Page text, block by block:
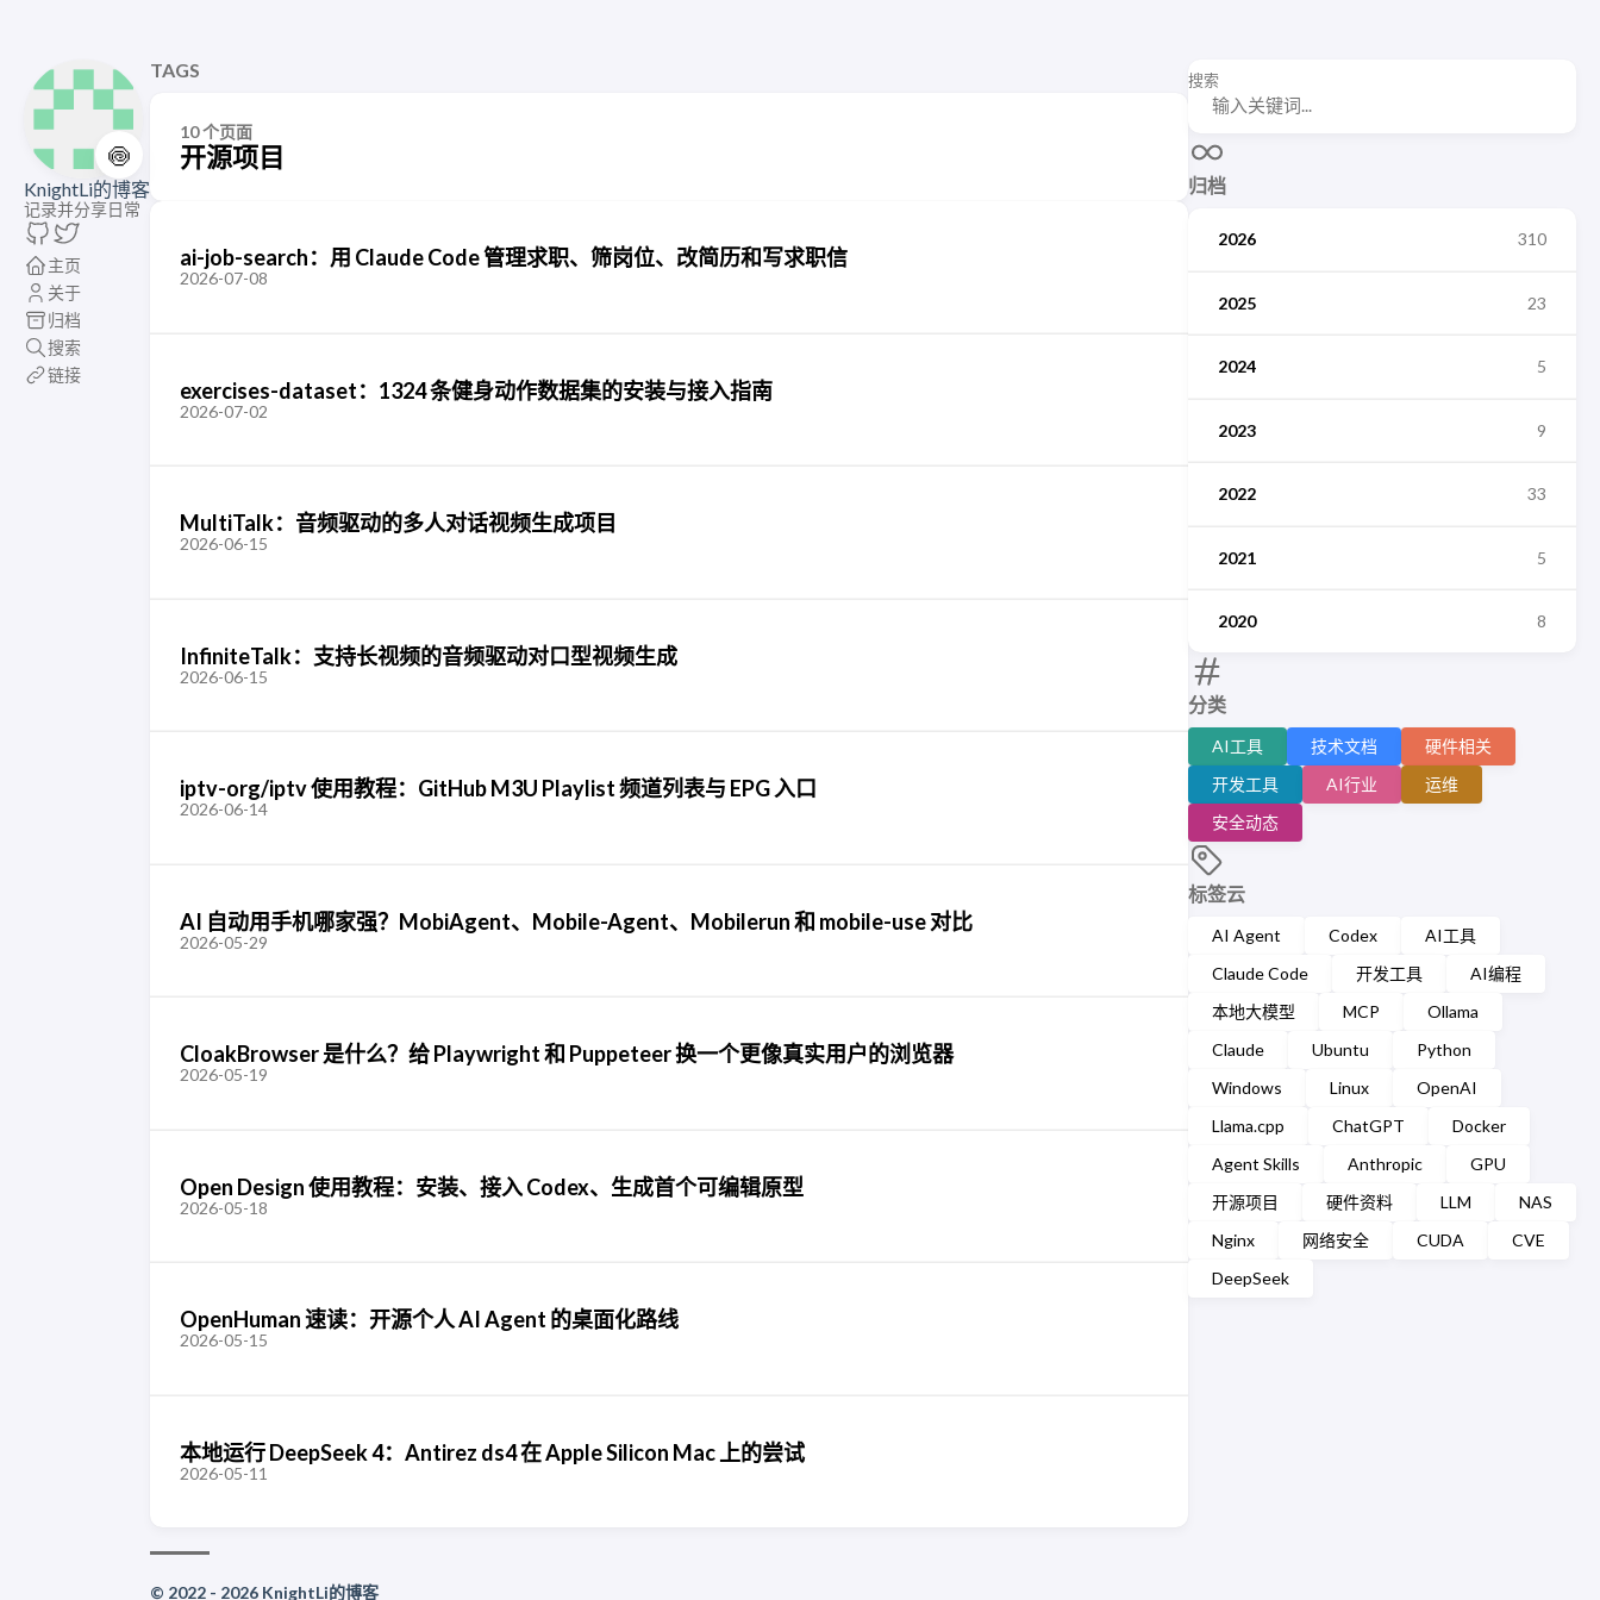
🍥
KnightLi的博客
记录并分享日常
主页
关于
归档
搜索
链接
搜索
归档
2026 310
2025 23
2024 5
2023 9
2022 33
2021 5
2020 8
分类
AI工具 技术文档
硬件相关
开发工具
AI行业
运维
安全动态
标签云
AI Agent Codex
AI工具
Claude Code
开发工具
AI编程
本地大模型
MCP
Ollama
Claude
Ubuntu
Python
Windows
Linux
OpenAI
Llama.cpp
ChatGPT
Docker
Agent Skills
Anthropic
GPU
开源项目
硬件资料 LLM
NAS
Nginx
网络安全 CUDA
CVE
DeepSeek
TAGS
10 个页面
开源项目
ai-job-search：用 Claude Code 管理求职、筛岗位、改简历和写求职信
2026-07-08
exercises-dataset：1324 条健身动作数据集的安装与接入指南
2026-07-02
MultiTalk：音频驱动的多人对话视频生成项目
2026-06-15
InfiniteTalk：支持长视频的音频驱动对口型视频生成
2026-06-15
iptv-org/iptv 使用教程：GitHub M3U Playlist 频道列表与 EPG 入口
2026-06-14
AI 自动用手机哪家强？MobiAgent、Mobile-Agent、Mobilerun 和 mobile-use 对比
2026-05-29
CloakBrowser 是什么？给 Playwright 和 Puppeteer 换一个更像真实用户的浏览器
2026-05-19
Open Design 使用教程：安装、接入 Codex、生成首个可编辑原型
2026-05-18
OpenHuman 速读：开源个人 AI Agent 的桌面化路线
2026-05-15
本地运行 DeepSeek 4：Antirez ds4 在 Apple Silicon Mac 上的尝试
2026-05-11
© 2022 - 2026 KnightLi的博客